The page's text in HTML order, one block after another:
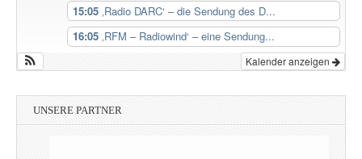
15:05 ‚Radio DARC‘ – die Sendung des D...
16:05 ‚RFM – Radiowind‘ – eine Sendung...
Kalender anzeigen
UNSERE PARTNER